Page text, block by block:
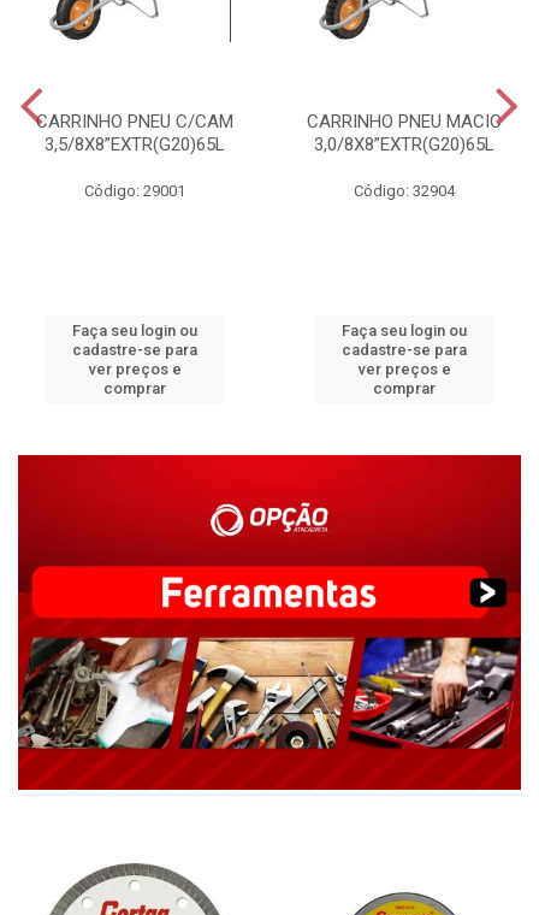
CARRINHO PNEU C/CAM
3,5/8X8”EXTR(G20)65L
Código: 29001
Faça seu login ou
cadastre-se para
ver preços e
comprar
CARRINHO PNEU MACIC
3,0/8X8”EXTR(G20)65L
Código: 32904
Faça seu login ou
cadastre-se para
ver preços e
comprar